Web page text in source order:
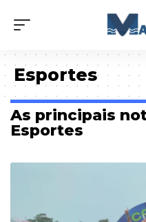
Esportes
As principais
Esportes